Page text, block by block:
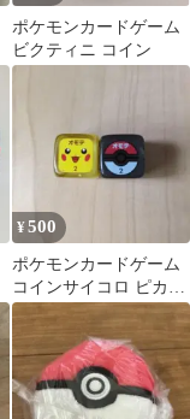
ポケモンカードゲーム
ビクティニ コイン
¥500
ポケモンカードゲーム
コインサイコロ ピカチ
ュウVer.＆モンボコイン